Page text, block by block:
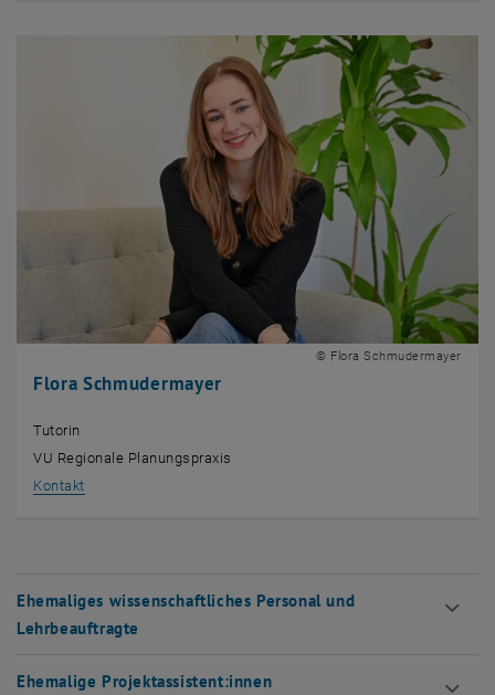
Flora Schmudermayer
© Flora Schmudermayer
Tutorin
VU Regionale Planungspraxis
Kontakt, öffnet eine externe URL in einem neuen Fenster
Ehemaliges wissenschaftliches Personal und
Lehrbeauftragte
Ehemalige Projektassistent:innen